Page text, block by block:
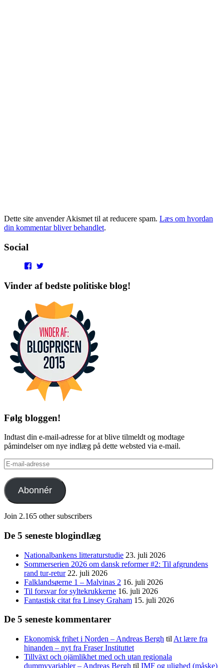
Dette site anvender Akismet til at reducere spam. Læs om hvordan
din kommentar bliver behandlet.
Social
View
profile
on
profile
on
Vinder af bedste politiske blog!
Følg bloggen!
Indtast din e-mail-adresse for at blive tilmeldt og modtage
påmindelser om nye indlæg på dette websted via e-mail.
E-
mail-
adresse
Abonnér
Join 2.165 other subscribers
De 5 seneste blogindlæg
Nationalbankens litteraturstudie 23. juli 2026
Sommerserien 2026 om dansk reformer #2: Til afgrundens
rand tur-retur 22. juli 2026
Falklandsøerne 1 – Malvinas 2 16. juli 2026
Til forsvar for syltekrukkerne 16. juli 2026
Fantastisk citat fra Linsey Graham 15. juli 2026
De 5 seneste kommentarer
Ekonomisk frihet i Norden – Andreas Bergh til At lære fra
hinanden – nyt fra Fraser Instituttet
Tillväxt och ojämlikhet med och utan regionala
dummyvariabler – Andreas Bergh til IMF og ulighed (måske)